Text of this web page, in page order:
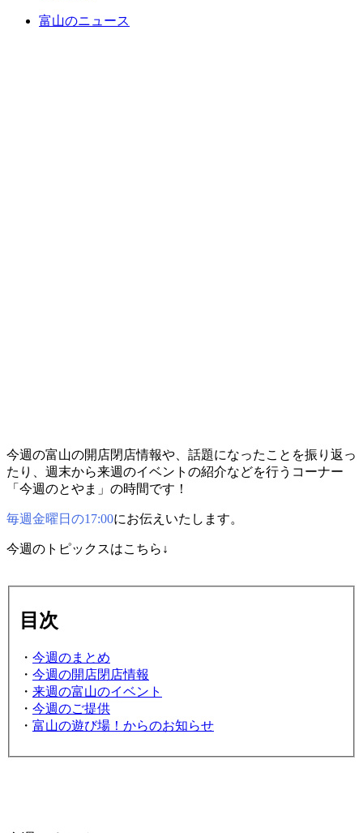
富山のニュース
今週の富山の開店閉店情報や、話題になったことを振り返っ
たり、週末から来週のイベントの紹介などを行うコーナー
「今週のとやま」の時間です！
毎週金曜日の17:00にお伝えいたします。
今週のトピックスはこちら↓
目次
・ 今週のまとめ
・ 今週の開店閉店情報
・ 来週の富山のイベント
・ 今週のご提供
・ 富山の遊び場！からのお知らせ